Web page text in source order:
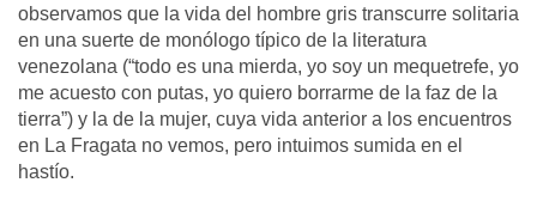
observamos que la vida del hombre gris transcurre solitaria
en una suerte de monólogo típico de la literatura
venezolana (“todo es una mierda, yo soy un mequetrefe, yo
me acuesto con putas, yo quiero borrarme de la faz de la
tierra”) y la de la mujer, cuya vida anterior a los encuentros
en La Fragata no vemos, pero intuimos sumida en el
hastío.